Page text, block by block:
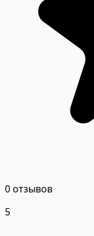
0 отзывов
5